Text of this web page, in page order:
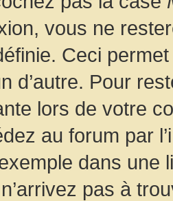
vous ne
Ceci
d’autre. Pour
lors de votre
au forum par
dans une
pas à